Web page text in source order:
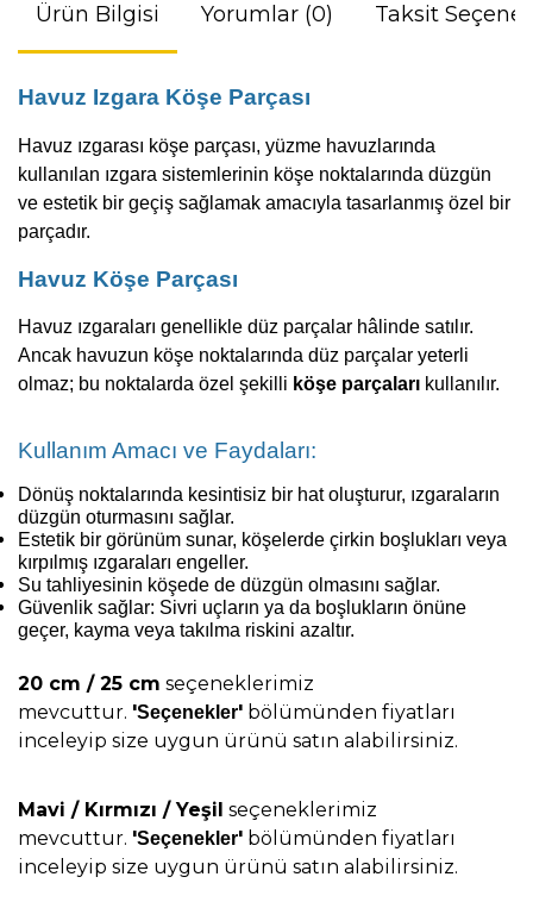
Ürün Bilgisi Yorumlar (0) Taksit
Havuz Izgara Köşe Parçası
Havuz ızgarası köşe parçası, yüzme havuzlarında
kullanılan ızgara sistemlerinin köşe noktalarında düzgün
ve estetik bir geçiş sağlamak amacıyla tasarlanmış özel bir
parçadır.
Havuz Köşe Parçası
Havuz ızgaraları genellikle düz parçalar hâlinde satılır.
Ancak havuzun köşe noktalarında düz parçalar yeterli
olmaz; bu noktalarda özel şekilli köşe parçaları kullanılır.
Kullanım Amacı ve Faydaları:
Dönüş noktalarında kesintisiz bir hat oluşturur, ızgaraların
düzgün oturmasını sağlar.
Estetik bir görünüm sunar, köşelerde çirkin boşlukları veya
kırpılmış ızgaraları engeller.
Su tahliyesinin köşede de düzgün olmasını sağlar.
Güvenlik sağlar: Sivri uçların ya da boşlukların önüne
geçer, kayma veya takılma riskini azaltır.
20 cm / 25 cm seçeneklerimiz
mevcuttur. 'Seçenekler' bölümünden fiyatları
inceleyip size uygun ürünü satın alabilirsiniz.
Mavi / Kırmızı / Yeşil seçeneklerimiz
mevcuttur. 'Seçenekler' bölümünden fiyatları
inceleyip size uygun ürünü satın alabilirsiniz.